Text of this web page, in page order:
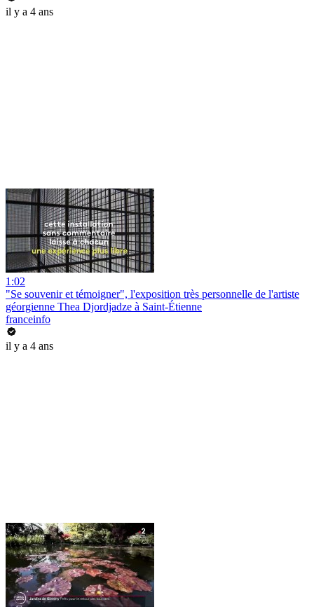
il y a 4 ans
1:02
"Se souvenir et témoigner", l'exposition très personnelle de l'artiste
géorgienne Thea Djordjadze à Saint-Étienne
franceinfo
il y a 4 ans